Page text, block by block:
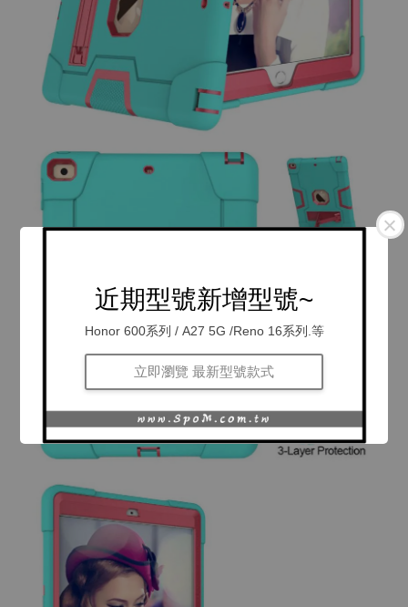
近期型號新增型號~
Honor 600系列 / A27 5G /Reno 16系列.等
立即瀏覽 最新型號款式